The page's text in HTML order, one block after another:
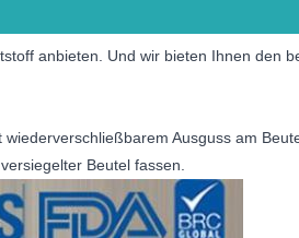
anbieten. Und wir bieten Ihnen den
Ausguss am
Beutel fassen.